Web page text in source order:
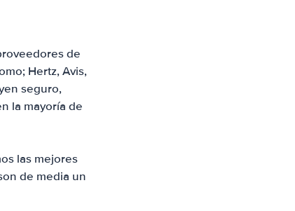
de
Hertz, Avis,
seguro,
la mayoría de
las mejores
de media un